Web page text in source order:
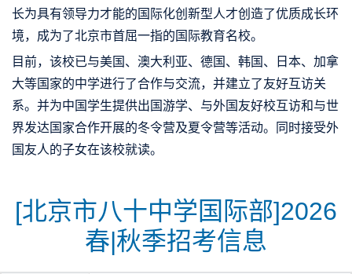
长为具有领导力才能的国际化创新型人才创造了优质成长环
境，成为了北京市首屈一指的国际教育名校。
目前，该校已与美国、澳大利亚、德国、韩国、日本、加拿
大等国家的中学进行了合作与交流，并建立了友好互访关
系。并为中国学生提供出国游学、与外国友好校互访和与世
界发达国家合作开展的冬令营及夏令营等活动。同时接受外
国友人的子女在该校就读。
[北京市八十中学国际部]2026
春|秋季招考信息